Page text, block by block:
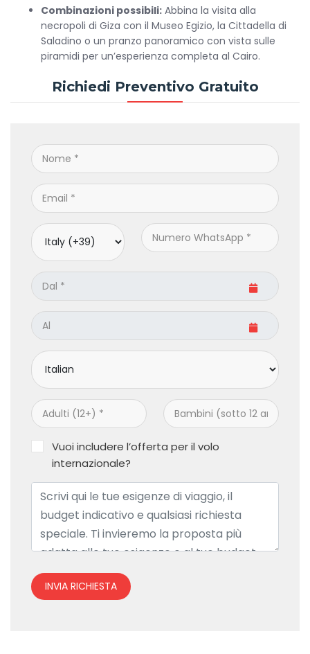
Combinazioni possibili: Abbina la visita alla
necropoli di Giza con il Museo Egizio, la Cittadella di
Saladino o un pranzo panoramico con vista sulle
piramidi per un’esperienza completa al Cairo.
Richiedi Preventivo Gratuito
Vuoi includere l’offerta per il volo
internazionale?
INVIA RICHIESTA